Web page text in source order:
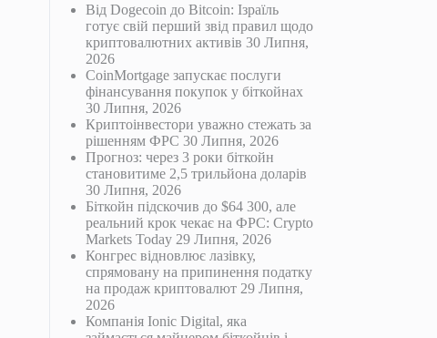
Від Dogecoin до Bitcoin: Ізраїль
готує свій перший звід правил щодо
криптовалютних активів 30 Липня,
2026
CoinMortgage запускає послуги
фінансування покупок у біткойнах
30 Липня, 2026
Криптоінвестори уважно стежать за
рішенням ФРС 30 Липня, 2026
Прогноз: через 3 роки біткойн
становитиме 2,5 трильйона доларів
30 Липня, 2026
Біткойн підскочив до $64 300, але
реальний крок чекає на ФРС: Crypto
Markets Today 29 Липня, 2026
Конгрес відновлює лазівку,
спрямовану на припинення податку
на продаж криптовалют 29 Липня,
2026
Компанія Ionic Digital, яка